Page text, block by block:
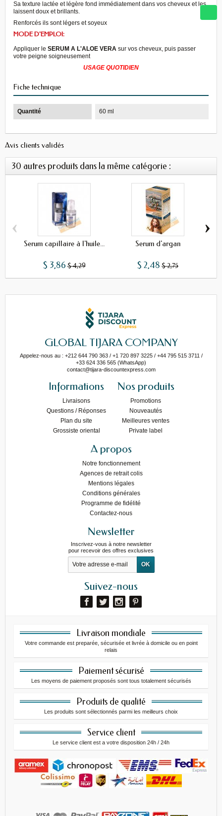
Sa texture lactée et légère fond immédiatement dans vos cheveux et les
laissent doux et brillants.
Renforcés ils sont légers et soyeux
MODE D'EMPLOI:
Appliquer le SERUM A L'ALOE VERA sur vos cheveux, puis passer
votre peigne soigneusement
USAGE QUOTIDIEN
Fiche technique
Quantité 60 ml
Avis clients validés
30 autres produits dans la même catégorie :
Serum capillaire à l'huile...
$ 3,86 $ 4,29
Serum d'argan
$ 2,48 $ 2,75
‹ ›
GLOBAL TIJARA COMPANY
Appelez-nous au : +212 644 790 363 / +1 720 897 3225 / +44 795 515 3711 /
+33 624 336 565 (WhatsApp)
contact@tijara-discountexpress.com
Informations
Livraisons
Questions / Réponses
Plan du site
Grossiste oriental
Nos produits
Promotions
Nouveautés
Meilleures ventes
Private label
A propos
Notre fonctionnement
Agences de retrait colis
Mentions légales
Conditions générales
Programme de fidélité
Contactez-nous
Newsletter
Inscrivez-vous à notre newsletter
pour recevoir des offres exclusives
Suivez-nous
Livraison mondiale
Votre commande est preparée, sécurisée et livrée à domicile ou en point
relais
Paiement sécurisé
Les moyens de paiement proposés sont tous totalement sécurisés
Produits de qualité
Les produits sont sélectionnés parmi les meilleurs choix
Service client
Le service client est a votre disposition 24h / 24h